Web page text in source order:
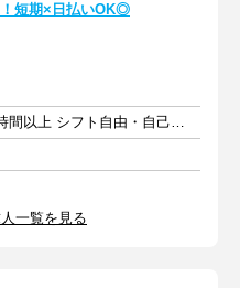
短期×日払いOK◎
週3日以上 1日6時間以上 シフト自由・自己申告
一覧を見る